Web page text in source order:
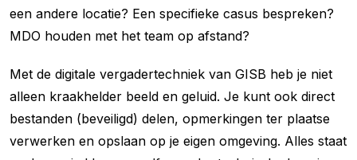
een andere locatie? Een specifieke casus bespreken?
MDO houden met het team op afstand?
Met de digitale vergadertechniek van GISB heb je niet
alleen kraakhelder beeld en geluid. Je kunt ook direct
bestanden (beveiligd) delen, opmerkingen ter plaatse
verwerken en opslaan op je eigen omgeving. Alles staat